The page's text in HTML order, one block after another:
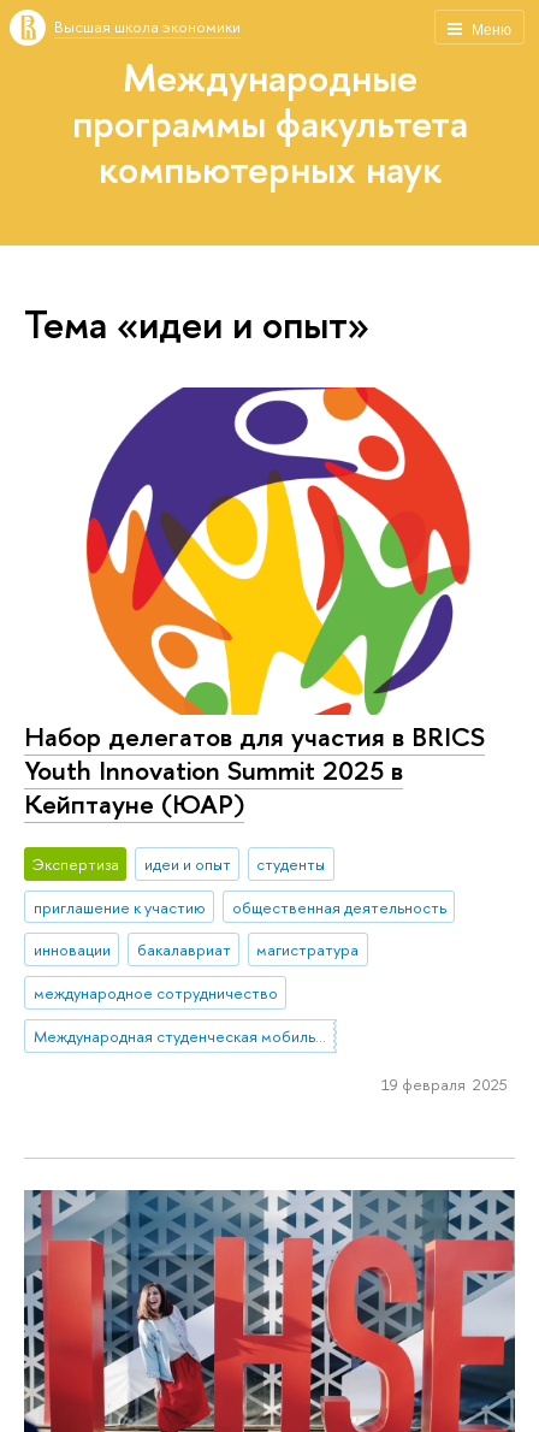
Меню
Высшая школа экономики
Международные
программы факультета
компьютерных наук
Тема «идеи и опыт»
Набор делегатов для участия в BRICS
Youth Innovation Summit 2025 в
Кейптауне (ЮАР)
Экспертиза идеи и опыт
студенты
приглашение к участию
общественная деятельность
инновации
бакалавриат
магистратура
международное сотрудничество
Международная студенческая мобильность: исходящая мобильность
19 февраля 2025